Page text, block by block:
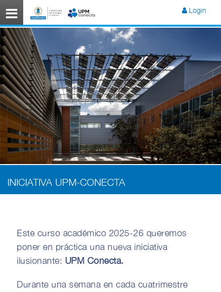
Menú Login
INICIATIVA UPM-CONECTA
Este curso académico 2025-26 queremos
poner en práctica una nueva iniciativa
ilusionante: UPM Conecta.
Durante una semana en cada cuatrimestre